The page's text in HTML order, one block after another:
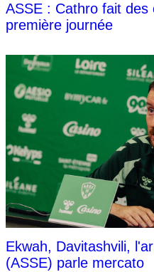
ASSE : Cathro fait
première journée
Ekwah, Davitashvili,
(ASSE) parle mercato